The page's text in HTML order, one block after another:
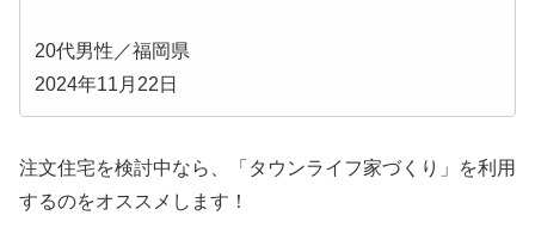
20代男性／福岡県
2024年11月22日
注文住宅を検討中なら、「タウンライフ家づくり」を利用
するのをオススメします！